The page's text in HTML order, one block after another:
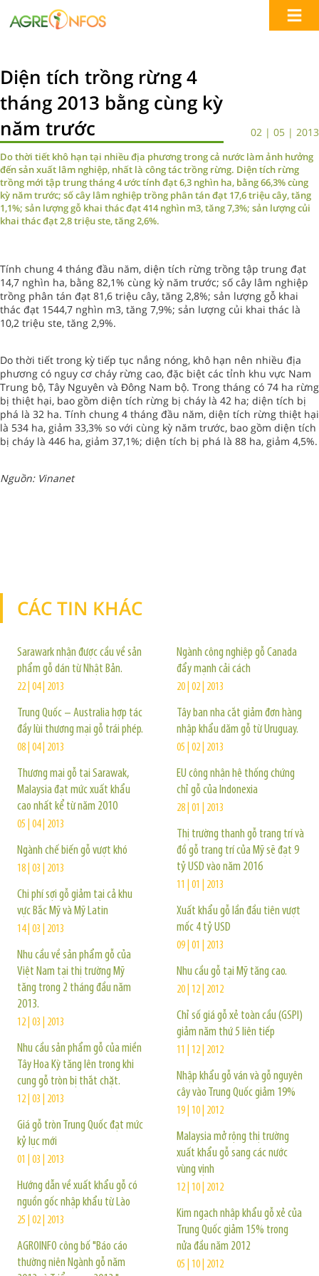
Diện tích trồng rừng 4
tháng 2013 bằng cùng kỳ
năm trước
02 | 05 | 2013
Do thời tiết khô hạn tại nhiều địa phương trong cả nước làm ảnh hưởng
đến sản xuất lâm nghiệp, nhất là công tác trồng rừng. Diện tích rừng
trồng mới tập trung tháng 4 ước tính đạt 6,3 nghìn ha, bằng 66,3% cùng
kỳ năm trước; số cây lâm nghiệp trồng phân tán đạt 17,6 triệu cây, tăng
1,1%; sản lượng gỗ khai thác đạt 414 nghìn m3, tăng 7,3%; sản lượng củi
khai thác đạt 2,8 triệu ste, tăng 2,6%.
Tính chung 4 tháng đầu năm, diện tích rừng trồng tập trung đạt
14,7 nghìn ha, bằng 82,1% cùng kỳ năm trước; số cây lâm nghiệp
trồng phân tán đạt 81,6 triệu cây, tăng 2,8%; sản lượng gỗ khai
thác đạt 1544,7 nghìn m3, tăng 7,9%; sản lượng củi khai thác là
10,2 triệu ste, tăng 2,9%.
Do thời tiết trong kỳ tiếp tục nắng nóng, khô hạn nên nhiều địa
phương có nguy cơ cháy rừng cao, đặc biệt các tỉnh khu vực Nam
Trung bộ, Tây Nguyên và Đông Nam bộ. Trong tháng có 74 ha rừng
bị thiệt hại, bao gồm diện tích rừng bị cháy là 42 ha; diện tích bị
phá là 32 ha. Tính chung 4 tháng đầu năm, diện tích rừng thiệt hại
là 534 ha, giảm 33,3% so với cùng kỳ năm trước, bao gồm diện tích
bị cháy là 446 ha, giảm 37,1%; diện tích bị phá là 88 ha, giảm 4,5%.
Nguồn: Vinanet
CÁC TIN KHÁC
Sarawark nhận được cầu về sản
phẩm gỗ dán từ Nhật Bản.
22 | 04 | 2013
Trung Quốc – Australia hợp tác
đầy lùi thương mại gỗ trái phép.
08 | 04 | 2013
Thương mại gỗ tại Sarawak,
Malaysia đạt mức xuất khẩu
cao nhất kể từ năm 2010
05 | 04 | 2013
Ngành chế biến gỗ vượt khó
18 | 03 | 2013
Chi phí sợi gỗ giảm tại cả khu
vực Bắc Mỹ và Mỹ Latin
14 | 03 | 2013
Nhu cầu về sản phẩm gỗ của
Việt Nam tại thị trường Mỹ
tăng trong 2 tháng đầu năm
2013.
12 | 03 | 2013
Nhu cầu sản phẩm gỗ của miền
Tây Hoa Kỳ tăng lên trong khi
cung gỗ tròn bị thắt chặt.
12 | 03 | 2013
Giá gỗ tròn Trung Quốc đạt mức
kỷ lục mới
01 | 03 | 2013
Hướng dẫn về xuất khẩu gỗ có
nguồn gốc nhập khẩu từ Lào
25 | 02 | 2013
AGROINFO công bố "Báo cáo
thường niên Ngành gỗ năm
Ngành công nghiệp gỗ Canada
đẩy mạnh cải cách
20 | 02 | 2013
Tây ban nha cắt giảm đơn hàng
nhập khẩu dăm gỗ từ Uruguay.
05 | 02 | 2013
EU công nhận hệ thống chứng
chỉ gỗ của Indonexia
28 | 01 | 2013
Thị trường thanh gỗ trang trí và
đồ gỗ trang trí của Mỹ sẽ đạt 9
tỷ USD vào năm 2016
11 | 01 | 2013
Xuất khẩu gỗ lần đầu tiên vượt
mốc 4 tỷ USD
09 | 01 | 2013
Nhu cầu gỗ tại Mỹ tăng cao.
20 | 12 | 2012
Chỉ số giá gỗ xẻ toàn cầu (GSPI)
giảm năm thứ 5 liên tiếp
11 | 12 | 2012
Nhập khẩu gỗ ván và gỗ nguyên
cây vào Trung Quốc giảm 19%
19 | 10 | 2012
Malaysia mở rộng thị trường
xuất khẩu gỗ sang các nước
vùng vịnh
12 | 10 | 2012
Kim ngạch nhập khẩu gỗ xẻ của
Trung Quốc giảm 15% trong
nửa đầu năm 2012
05 | 10 | 2012